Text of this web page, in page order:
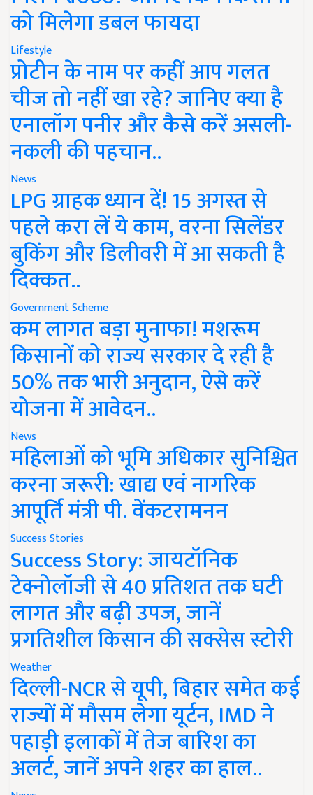
को मिलेगा डबल फायदा
Lifestyle
प्रोटीन के नाम पर कहीं आप गलत
चीज तो नहीं खा रहे? जानिए क्या है
एनालॉग पनीर और कैसे करें असली-
नकली की पहचान..
News
LPG ग्राहक ध्यान दें! 15 अगस्त से
पहले करा लें ये काम, वरना सिलेंडर
बुकिंग और डिलीवरी में आ सकती है
दिक्कत..
Government Scheme
कम लागत बड़ा मुनाफा! मशरूम
किसानों को राज्य सरकार दे रही है
50% तक भारी अनुदान, ऐसे करें
योजना में आवेदन..
News
महिलाओं को भूमि अधिकार सुनिश्चित
करना जरूरी: खाद्य एवं नागरिक
आपूर्ति मंत्री पी. वेंकटरामनन
Success Stories
Success Story: जायटॉनिक
टेक्नोलॉजी से 40 प्रतिशत तक घटी
लागत और बढ़ी उपज, जानें
प्रगतिशील किसान की सक्सेस स्टोरी
Weather
दिल्ली-NCR से यूपी, बिहार समेत कई
राज्यों में मौसम लेगा यूर्टन, IMD ने
पहाड़ी इलाकों में तेज बारिश का
अलर्ट, जानें अपने शहर का हाल..